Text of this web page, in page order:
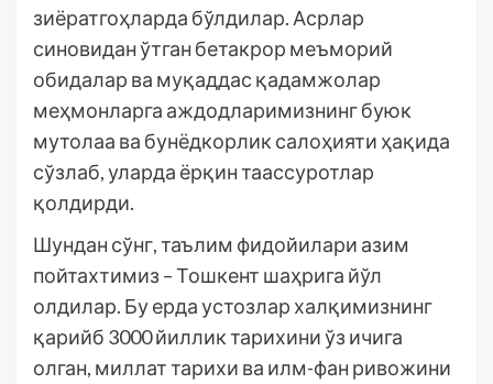
зиёратгоҳларда бўлдилар. Асрлар
синовидан ўтган бетакрор меъморий
обидалар ва муқаддас қадамжолар
меҳмонларга аждодларимизнинг буюк
мутолаа ва бунёдкорлик салоҳияти ҳақида
сўзлаб, уларда ёрқин таассуротлар
қолдирди.
Шундан сўнг, таълим фидойилари азим
пойтахтимиз – Тошкент шаҳрига йўл
олдилар. Бу ерда устозлар халқимизнинг
қарийб 3000 йиллик тарихини ўз ичига
олган, миллат тарихи ва илм-фан ривожини